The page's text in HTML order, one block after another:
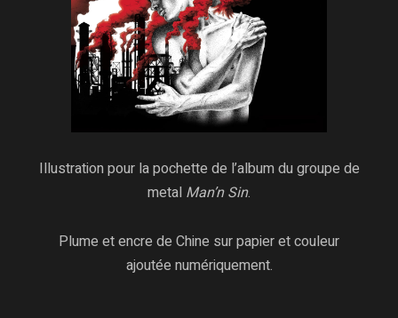
Illustration pour la pochette de l’album du groupe de
metal Man’n Sin.
Plume et encre de Chine sur papier et couleur
ajoutée numériquement.